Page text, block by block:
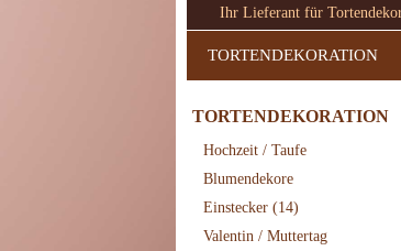
Ihr Lieferant für
TORTENDEKORATION
TORTENDEKORATION
Hochzeit / Taufe
Blumendekore
Einstecker (14)
Valentin / Muttertag